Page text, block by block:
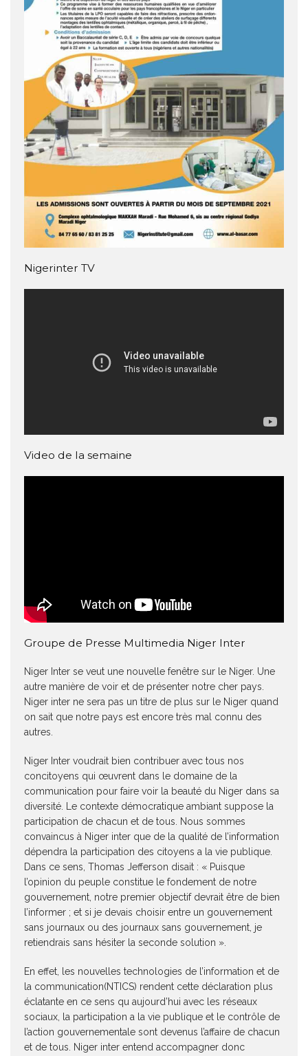
Nigerinter TV
Video de la semaine
Groupe de Presse Multimedia Niger Inter
Niger Inter se veut une nouvelle fenêtre sur le Niger. Une
autre manière de voir et de présenter notre cher pays.
Niger inter ne sera pas un titre de plus sur le Niger quand
on sait que notre pays est encore très mal connu des
autres.
Niger Inter voudrait bien contribuer avec tous nos
concitoyens qui œuvrent dans le domaine de la
communication pour faire voir la beauté du Niger dans sa
diversité. Le contexte démocratique ambiant suppose la
participation de chacun et de tous. Nous sommes
convaincus à Niger inter que de la qualité de l’information
dépendra la participation des citoyens a la vie publique.
Dans ce sens, Thomas Jefferson disait : « Puisque
l’opinion du peuple constitue le fondement de notre
gouvernement, notre premier objectif devrait être de bien
l’informer ; et si je devais choisir entre un gouvernement
sans journaux ou des journaux sans gouvernement, je
retiendrais sans hésiter la seconde solution ».
En effet, les nouvelles technologies de l’information et de
la communication(NTICS) rendent cette déclaration plus
éclatante en ce sens qu aujourd’hui avec les réseaux
sociaux, la participation a la vie publique et le contrôle de
l’action gouvernementale sont devenus l’affaire de chacun
et de tous. Niger inter entend accompagner donc